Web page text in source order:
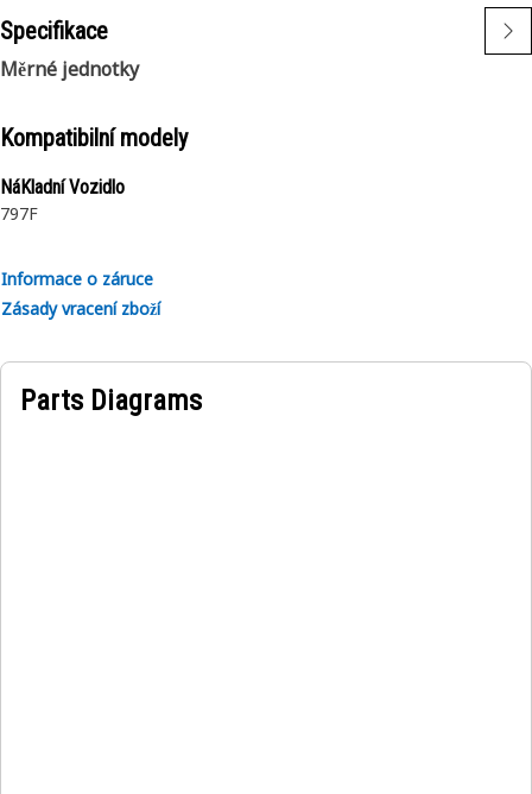
Specifikace
Měrné jednotky
Kompatibilní modely
NáKladní Vozidlo
797F
Informace o záruce
Zásady vracení zboží
Parts Diagrams